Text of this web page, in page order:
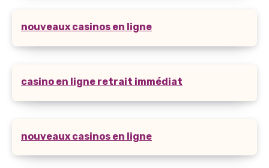
nouveaux casinos en ligne
casino en ligne retrait immédiat
nouveaux casinos en ligne